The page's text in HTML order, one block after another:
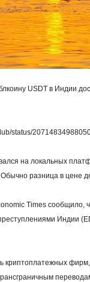
USDT в Индии
status/
на локальных
разница в цене
Times сообщило,
Индии
криптоплатежных